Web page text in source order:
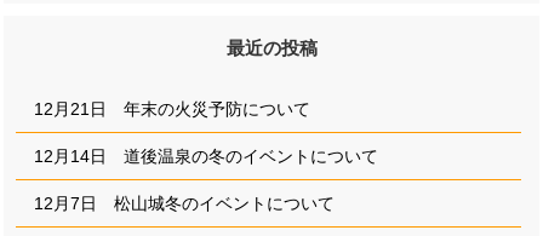
最近の投稿
12月21日 年末の火災予防について
12月14日 道後温泉の冬のイベントについて
12月7日 松山城冬のイベントについて